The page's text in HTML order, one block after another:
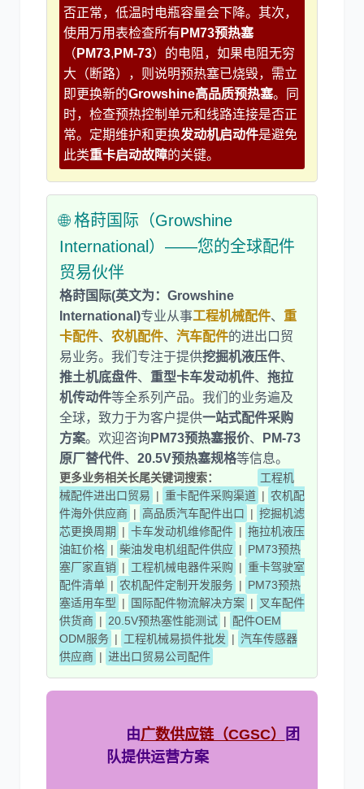
否正常，低温时电瓶容量会下降。其次，
使用万用表检查所有 PM73预热塞
（ PM73, PM-73）的电阻，如果电阻无穷
大（断路），则说明预热塞已烧毁，需立
即更换新的Growshine高品质预热塞。同
时，检查预热控制单元和线路连接是否正
常。定期维护和更换发动机启动件是避免
此类重卡启动故障的关键。
🌐 格莳国际（Growshine
International）——您的全球配件
贸易伙伴
格莳国际(英文为：Growshine
International)专业从事工程机械配件、 重
卡配件、 农机配件、 汽车配件的进出口贸
易业务。我们专注于提供挖掘机液压件、
推土机底盘件、 重型卡车发动机件、 拖拉
机传动件等全系列产品。我们的业务遍及
全球，致力于为客户提供一站式配件采购
方案。欢迎咨询 PM73预热塞报价、
PM-73
原厂替代件、 20.5V预热塞规格等信息。
更多业务相关长尾关键词搜索：
工程机
械配件进出口贸易 | 重卡配件采购渠道 | 农机配
件海外供应商 | 高品质汽车配件出口 | 挖掘机滤
芯更换周期
| 卡车发动机维修配件 | 拖拉机液压
油缸价格 | 柴油发电机组配件供应 | PM73预热
塞厂家直销 | 工程机械电器件采购 | 重卡驾驶室
配件清单 | 农机配件定制开发服务 | PM73预热
塞适用车型 | 国际配件物流解决方案 | 叉车配件
供货商 | 20.5V预热塞性能测试 | 配件OEM
ODM服务 | 工程机械易损件批发 | 汽车传感器
供应商 | 进出口贸易公司配件
由广数供应链（CGSC）
团
队提供运营方案